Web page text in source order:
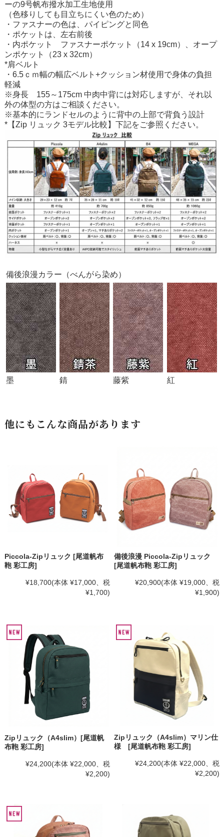
ーの9号帆布撥水加工生地使用
（色移りしても目立ちにくい色のため）
・ファスナーの色は、パイピングと同色
・ポケットは、左右前後
・内ポケット ファスナーポケット（14 x 19cm）、オープ
ンポケット（23 x 32cm）
*肩ベルト
・6.5ｃｍ幅の幅広ベルト+クッション材使用で身体の負担
軽減
※身長 155～175cm 中肉中背には対応しますが、それ以
外の体型の方はご相談ください。
※基本的にランドセルのように背中の上部で背負う設計
*【Zip リュック 3モデル比較】下記をご参照ください。
備後浪漫カラー（べんがら染め）
墨 錆 藤紫 紅
他にもこんな商品があります
Piccola-Zipリュック [尾道帆布
鞄 彩工房]
¥18,700(本体 ¥17,000、税
¥1,700)
備後浪漫 Piccola-Zipリュック
[尾道帆布鞄 彩工房]
¥20,900(本体 ¥19,000、税
¥1,900)
Zipリュック（A4slim）[尾道帆
布鞄 彩工房]
¥24,200(本体 ¥22,000、税
¥2,200)
Zipリュック（A4slim）マリン仕
様 [尾道帆布鞄 彩工房]
¥24,200(本体 ¥22,000、税
¥2,200)